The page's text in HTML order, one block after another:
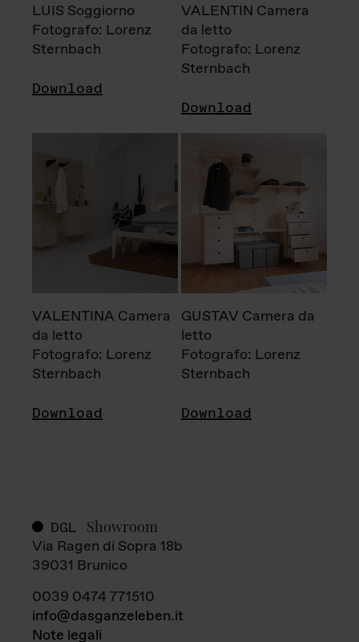
LUIS Soggiorno
Fotografo: Lorenz
Sternbach
Download
VALENTIN Camera
da letto
Fotografo: Lorenz
Sternbach
Download
VALENTINA Camera
da letto
Fotografo: Lorenz
Sternbach
Download
GUSTAV Camera da
letto
Fotografo: Lorenz
Sternbach
Download
DGL Showroom
Via Ragen di Sopra 18b
39031 Brunico
0039 0474 771510
info@dasganzeleben.it
Note legali